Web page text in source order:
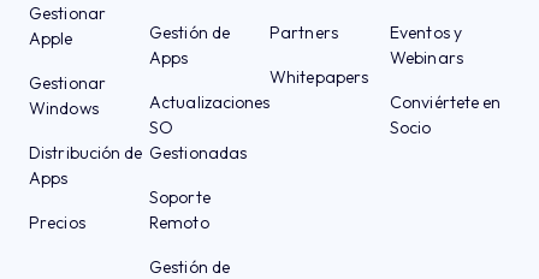
Gestionar
Apple
Gestionar
Windows
Distribución de
Apps
Precios
Gestión de
Apps
Actualizaciones
SO
Gestionadas
Soporte
Remoto
Gestión de
Partners
Whitepapers
Eventos y
Webinars
Conviértete en
Socio